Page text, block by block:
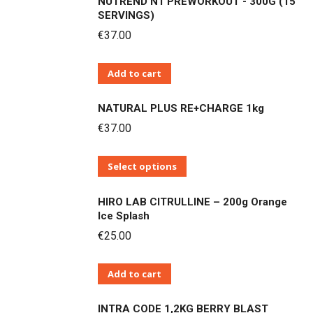
SERVINGS)
€37.00
Add to cart
NATURAL PLUS RE+CHARGE 1kg
€37.00
Select options
προϊόν
επιλογές
HIRO LAB CITRULLINE – 200g Orange
Ice Splash
€25.00
Add to cart
INTRA CODE 1,2KG BERRY BLAST